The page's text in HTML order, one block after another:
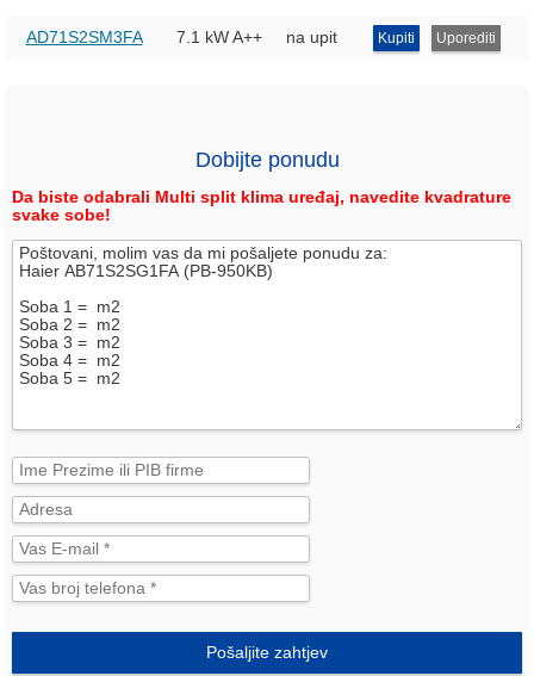
AD71S2SM3FA 7.1 kW A++ na upit Kupiti Uporediti
Dobijte ponudu
Da biste odabrali Multi split klima uređaj, navedite kvadrature
svake sobe!
Pošaljite zahtjev